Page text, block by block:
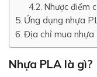
Nhược điểm
Ứng dụng nhựa
Địa chỉ mua nhựa
Nhựa PLA là gì?